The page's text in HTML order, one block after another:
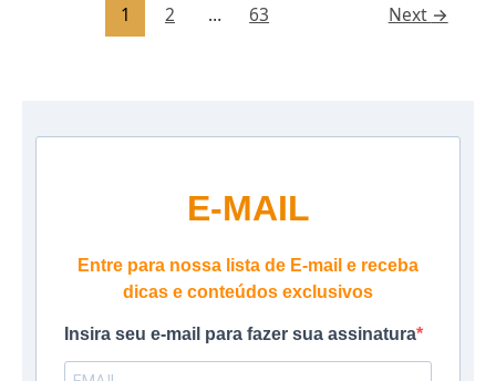
1 2 … 63 Next →
E-MAIL
Entre para nossa lista de E-mail e receba
dicas e conteúdos exclusivos
Insira seu e-mail para fazer sua assinatura